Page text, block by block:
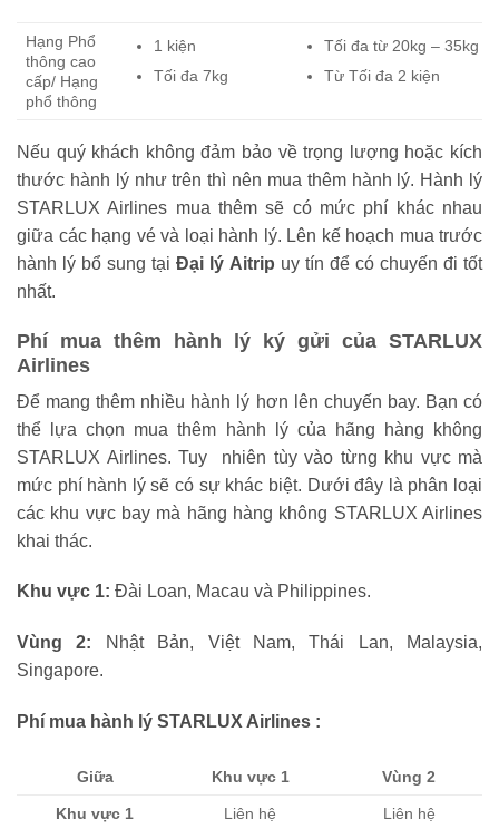
Hạng Phổ
thông cao
cấp/ Hạng
phổ thông
1 kiện
Tối đa 7kg
Tối đa từ 20kg – 35kg
Từ Tối đa 2 kiện
Nếu quý khách không đảm bảo về trọng lượng hoặc kích
thước hành lý như trên thì nên mua thêm hành lý. Hành lý
STARLUX Airlines mua thêm sẽ có mức phí khác nhau
giữa các hạng vé và loại hành lý. Lên kế hoạch mua trước
hành lý bổ sung tạiĐại lý Aitrip uy tín để có chuyến đi tốt
nhất.
Phí mua thêm hành lý ký gửi của STARLUX
Airlines
Để mang thêm nhiều hành lý hơn lên chuyến bay. Bạn có
thể lựa chọn mua thêm hành lý của hãng hàng không
STARLUX Airlines. Tuy nhiên tùy vào từng khu vực mà
mức phí hành lý sẽ có sự khác biệt. Dưới đây là phân loại
các khu vực bay mà hãng hàng không STARLUX Airlines
khai thác.
Khu vực 1: Đài Loan, Macau và Philippines.
Vùng 2: Nhật Bản, Việt Nam, Thái Lan, Malaysia,
Singapore.
Phí mua hành lý STARLUX Airlines :
Giữa Khu vực 1 Vùng 2
Khu vực 1 Liên hệ Liên hệ